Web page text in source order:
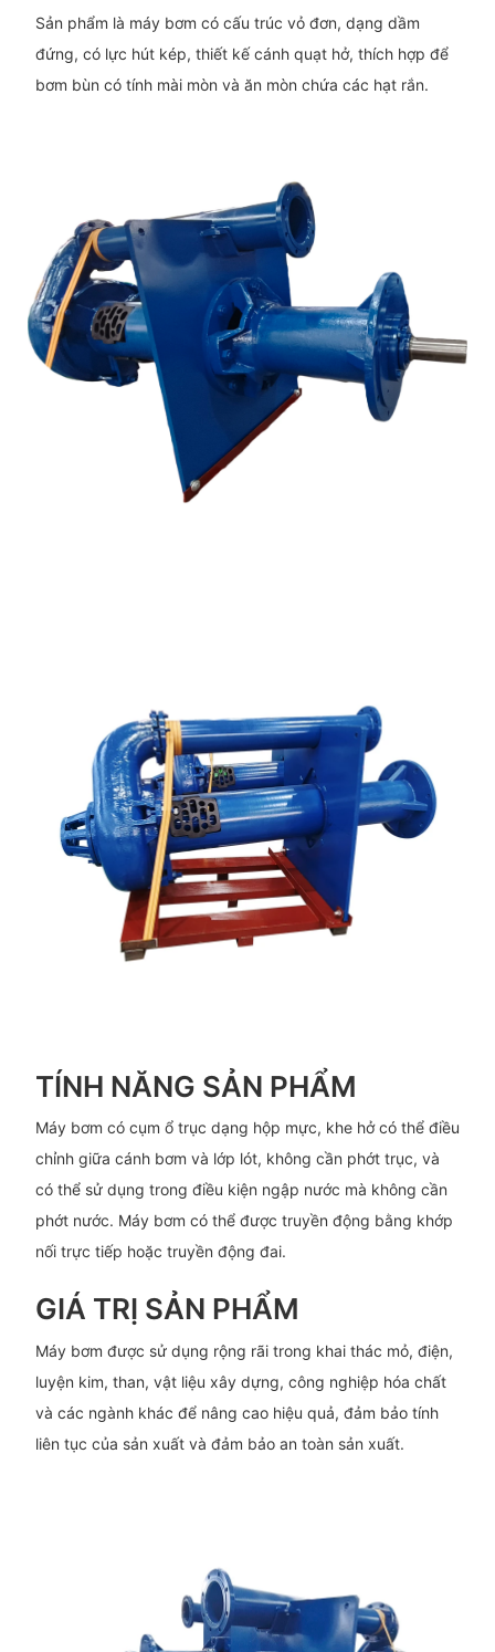
Sản phẩm là máy bơm có cấu trúc vỏ đơn, dạng dầm
đứng, có lực hút kép, thiết kế cánh quạt hở, thích hợp để
bơm bùn có tính mài mòn và ăn mòn chứa các hạt rắn.
TÍNH NĂNG SẢN PHẨM
Máy bơm có cụm ổ trục dạng hộp mực, khe hở có thể điều
chỉnh giữa cánh bơm và lớp lót, không cần phớt trục, và
có thể sử dụng trong điều kiện ngập nước mà không cần
phớt nước. Máy bơm có thể được truyền động bằng khớp
nối trực tiếp hoặc truyền động đai.
GIÁ TRỊ SẢN PHẨM
Máy bơm được sử dụng rộng rãi trong khai thác mỏ, điện,
luyện kim, than, vật liệu xây dựng, công nghiệp hóa chất
và các ngành khác để nâng cao hiệu quả, đảm bảo tính
liên tục của sản xuất và đảm bảo an toàn sản xuất.